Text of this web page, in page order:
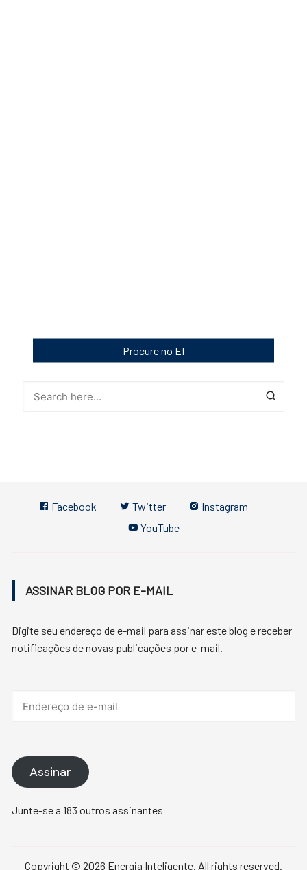
Procure no EI
Facebook Twitter
Instagram
YouTube
ASSINAR BLOG POR E-MAIL
Digite seu endereço de e-mail para assinar este blog e receber
notificações de novas publicações por e-mail.
Assinar
Junte-se a 183 outros assinantes
Copyright © 2026 Energia Inteligente. All rights reserved.